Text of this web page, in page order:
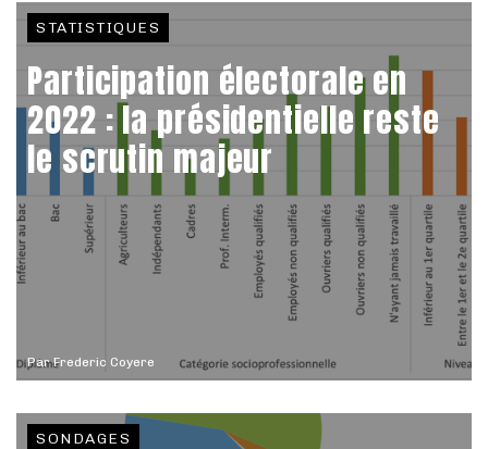
ParFrederic Coyere
STATISTIQUES
Participation électorale en
2022 : la présidentielle reste
le scrutin majeur
SONDAGES